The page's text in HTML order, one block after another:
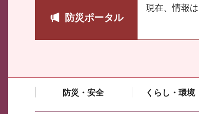
防災ポータル
現在、情報は
防災・安全 くらし・環境